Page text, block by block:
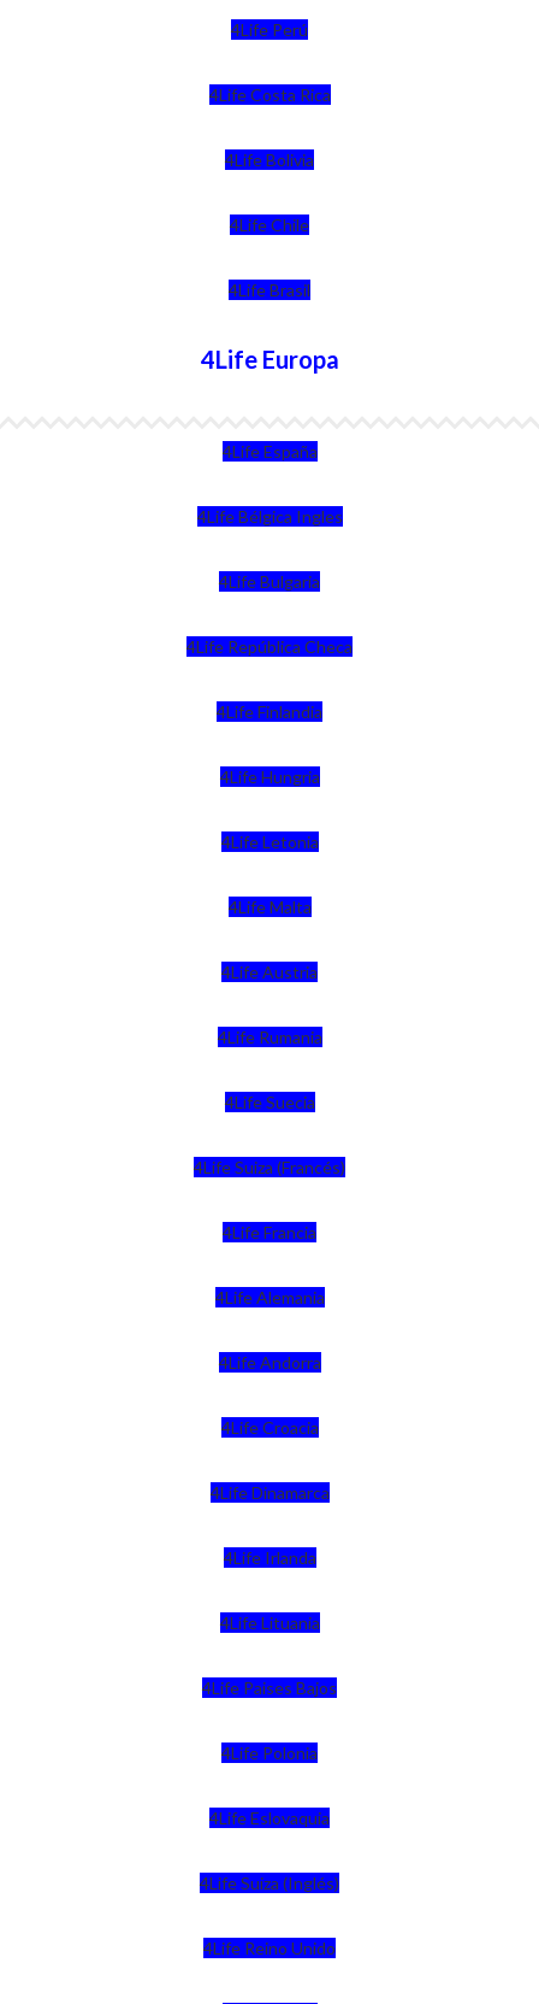
4Life Perú
4Life Costa Rica
4Life Bolivia
4Life Chile
4Life Brasil
4Life Europa
4Life España
4Life Bélgica Ingles
4Life Bulgaria
4Life República Checa
4Life Finlandia
4Life Hungria
4Life Letonia
4Life Malta
4Life Austria
4Life Rumania
4Life Suecia
4Life Suiza (Francés)
4Life Francia
4Life Alemania
4Life Andorra
4Life Croacia
4Life Dinamarca
4Life Irlanda
4Life Lituania
4Life Paises Bajos
4Life Polonia
4Life Eslovaquia
4Life Suiza (Inglés)
4Life Reino Unido